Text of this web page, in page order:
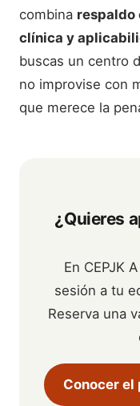
combina
clínica y
buscas un centro
no improvise con
que merece la
¿Quieres
En CEPJK
sesión a tu
Reserva una
Conocer el